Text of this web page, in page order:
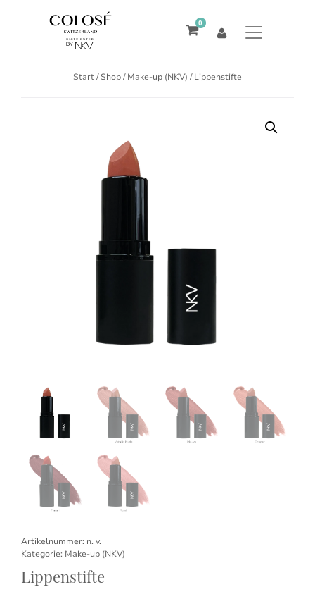
0
Start/Shop/Make-up (NKV) / Lippenstifte
Artikelnummer: n. v.
Kategorie: Make-up (NKV)
Lippenstifte